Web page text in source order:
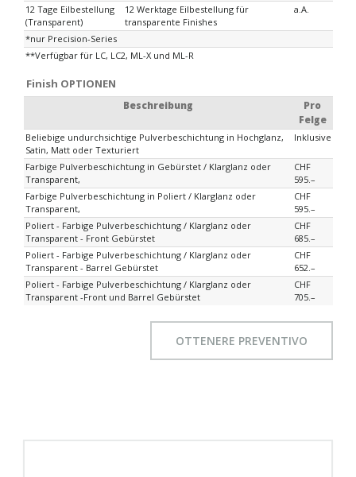
12 Tage Eilbestellung
(Transparent)
12 Werktage Eilbestellung für
transparente Finishes
a.A.
*nur Precision-Series
**Verfügbar für LC, LC2, ML-X und ML-R
Finish OPTIONEN
Beschreibung
Pro
Felge
Beliebige undurchsichtige Pulverbeschichtung in Hochglanz,
Satin, Matt oder Texturiert
Inklusive
Farbige Pulverbeschichtung in Gebürstet / Klarglanz oder
Transparent,
CHF
595.–
Farbige Pulverbeschichtung in Poliert / Klarglanz oder
Transparent,
CHF
595.–
Poliert - Farbige Pulverbeschichtung / Klarglanz oder
Transparent - Front Gebürstet
CHF
685.–
Poliert - Farbige Pulverbeschichtung / Klarglanz oder
Transparent - Barrel Gebürstet
CHF
652.–
Poliert - Farbige Pulverbeschichtung / Klarglanz oder
Transparent -Front und Barrel Gebürstet
CHF
705.–
OTTENERE PREVENTIVO